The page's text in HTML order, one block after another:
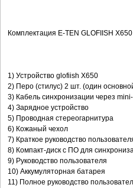
Комплектация E-TEN GLOFIISH X650
1) Устройство glofiish X650
2) Перо (стилус) 2 шт. (один
3) Кабель синхронизации через
4) Зарядное устройство
5) Проводная стереогарнитура
6) Кожаный чехол
7) Краткое руководство
8) Компакт-диск с ПО для
9) Руководство пользователя
10) Аккумуляторная батарея
11) Полное руководство